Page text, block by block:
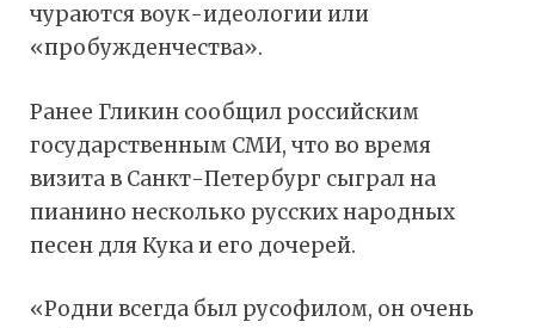
чураются воук-идеологии или
«пробужденчества».
Ранее Гликин сообщил российским
государственным СМИ, что во время
визита в Санкт-Петербург сыграл на
пианино несколько русских народных
песен для Кука и его дочерей.
«Родни всегда был русофилом, он очень